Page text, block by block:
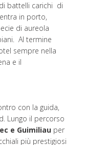
battelli carichi di
in porto,
di aureola
Al termine
sempre nella
e il
con la guida,
Lungo il percorso
e Guimiliau per
più prestigiosi